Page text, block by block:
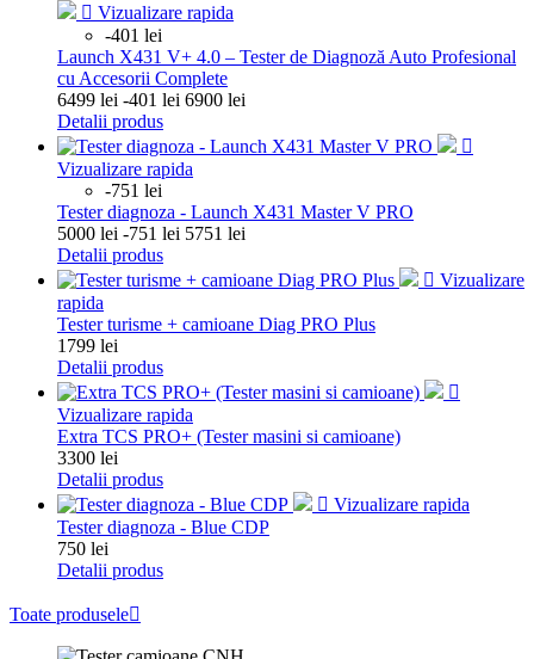
 Vizualizare rapida
-401 lei
Launch X431 V+ 4.0 – Tester de Diagnoză Auto Profesional
cu Accesorii Complete
Pret
6499 lei -401 lei Pret
baza
6900 lei
Detalii produs

Vizualizare rapida
-751 lei
Tester diagnoza - Launch X431 Master V PRO
Pret
5000 lei -751 lei Pret
baza
5751 lei
Detalii produs
 Vizualizare
rapida
Tester turisme + camioane Diag PRO Plus
Pret
1799 lei
Detalii produs

Vizualizare rapida
Extra TCS PRO+ (Tester masini si camioane)
Pret
3300 lei
Detalii produs
 Vizualizare rapida
Tester diagnoza - Blue CDP
Pret
750 lei
Detalii produs
Toate produsele